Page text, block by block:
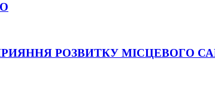
РОЗВИТКУ МІСЦЕВОГО